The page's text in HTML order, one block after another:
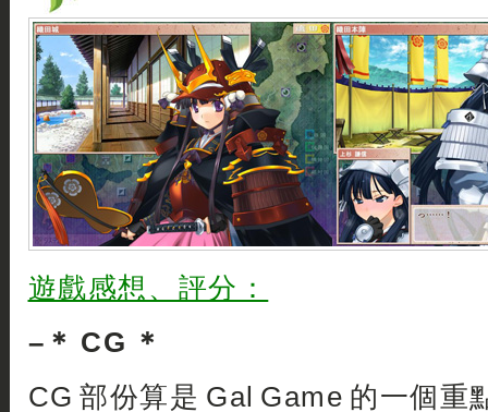
遊戲感想、評分：
–＊ CG ＊
CG 部份算是 Gal Game 的一個重